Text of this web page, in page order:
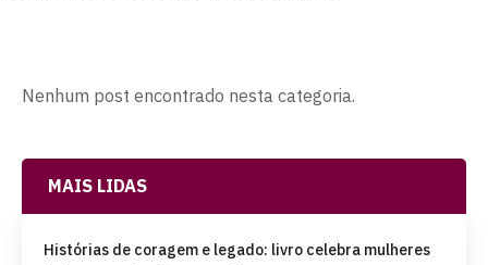
Nenhum post encontrado nesta categoria.
MAIS LIDAS
Histórias de coragem e legado: livro celebra mulheres